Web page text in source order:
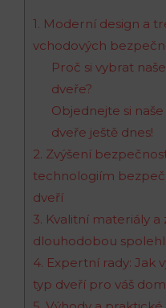
1. Moderní design a
vchodových
Proč si vybrat
dveře?
Objednejte si
dveře ještě dnes!
2. Zvýšení
technologiím
dveří
3. Kvalitní materiály
dlouhodobou
4. Expertní rady: Jak
typ dveří pro váš